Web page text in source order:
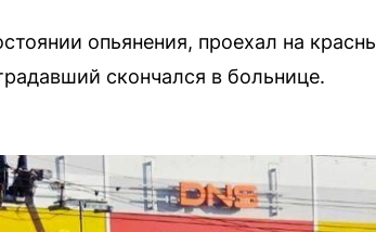
опьянения, проехал на
скончался в больнице.